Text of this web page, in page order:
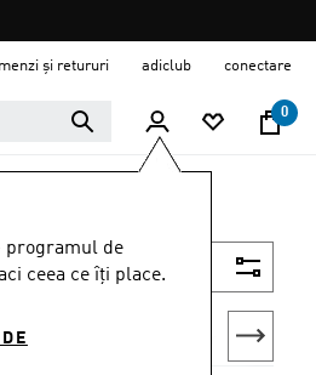
și retururi adiclub conectare
0
programul de
ceea ce îți place.
Filtrează
pentru bărbați Tricouri polo